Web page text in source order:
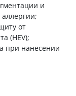
и
от
(HEV);
при нанесении